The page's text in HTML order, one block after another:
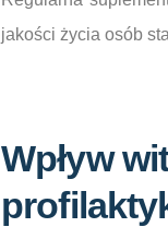
jakości życia osób
Wpływ